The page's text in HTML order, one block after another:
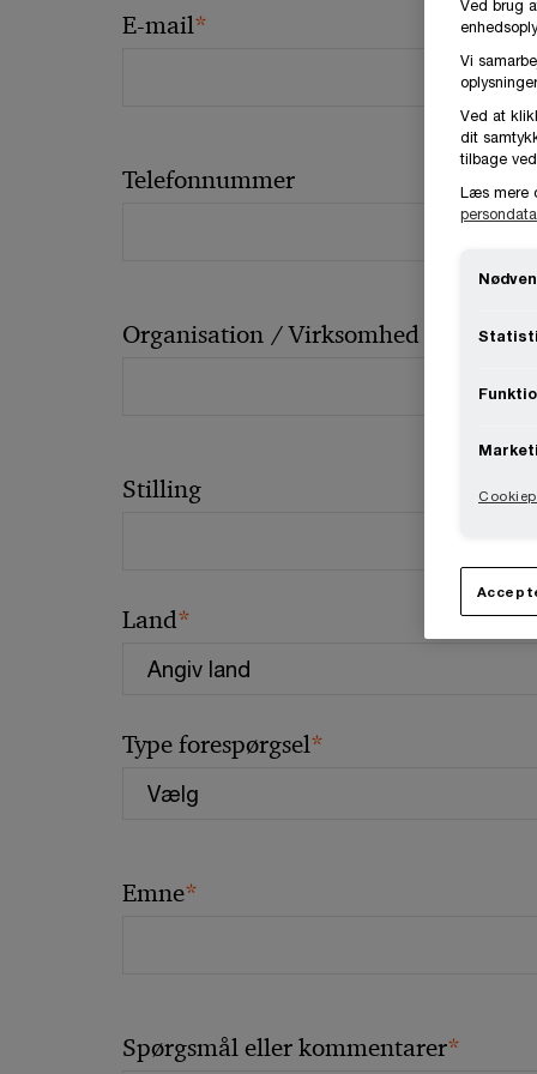
E-mail*
Telefonnummer
Organisation / Virksomhed
Stilling
Land*
Type forespørgsel*
Emne*
Spørgsmål eller kommentarer*
Ved brug
Vi
Ved at
dit
tilbage
Læs mere